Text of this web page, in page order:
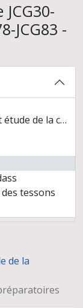
JCG83 -
la céramique
tessons
1967 à 1969)
XIX
XIV
de 1971)
de la